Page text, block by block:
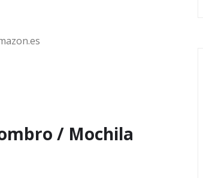
/ Mochila